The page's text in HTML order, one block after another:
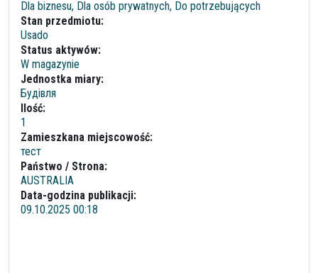
Dla biznesu, Dla osób prywatnych, Do potrzebujących
Stan przedmiotu:
Usado
Status aktywów:
W magazynie
Jednostka miary:
Будівля
Ilość:
1
Zamieszkana miejscowość:
тест
Państwo / Strona:
AUSTRALIA
Data-godzina publikacji:
09.10.2025 00:18